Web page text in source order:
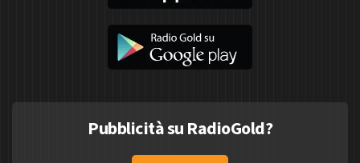
Pubblicità su RadioGold?